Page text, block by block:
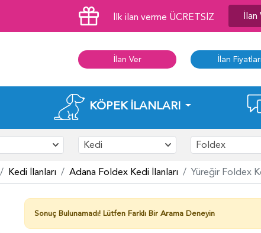
İlk ilan verme ÜCRETSİZ İlan
İlan Ver İlan Fiyatları
KÖPEK İLANLARI
Kedi Foldex
Kedi İlanları Adana Foldex Kedi İlanları Yüreğir Foldex
Sonuç Bulunamadı! Lütfen Farklı Bir Arama Deneyin